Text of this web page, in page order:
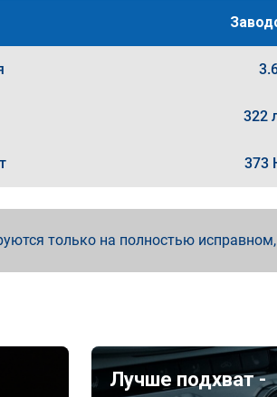
322
373
только на полностью
Лучше подхват -